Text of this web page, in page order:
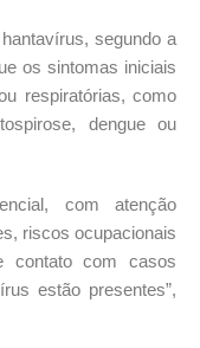
segundo a
os sintomas iniciais
respiratórias, como
dengue ou
com atenção
riscos ocupacionais
contato com casos
estão presentes”,